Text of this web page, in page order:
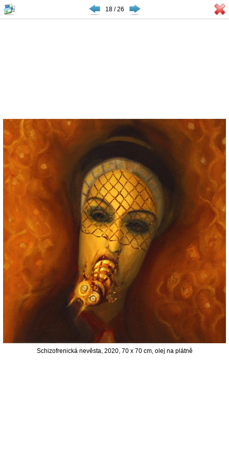
18 / 26
Schizofrenická nevěsta, 2020, 70 x 70 cm, olej na plátně